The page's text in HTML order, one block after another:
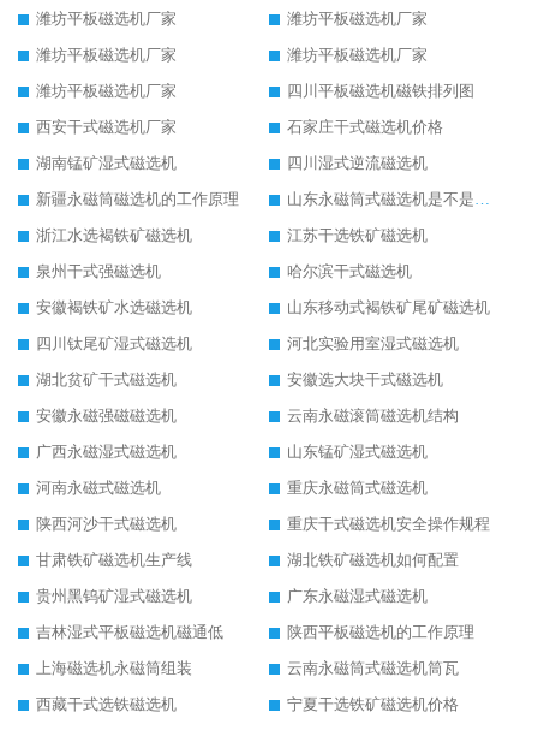
潍坊平板磁选机厂家
潍坊平板磁选机厂家
潍坊平板磁选机厂家
潍坊平板磁选机厂家
潍坊平板磁选机厂家
四川平板磁选机磁铁排列图
西安干式磁选机厂家
石家庄干式磁选机价格
湖南锰矿湿式磁选机
四川湿式逆流磁选机
新疆永磁筒磁选机的工作原理
山东永磁筒式磁选机是不是强磁
浙江水选褐铁矿磁选机
江苏干选铁矿磁选机
泉州干式强磁选机
哈尔滨干式磁选机
安徽褐铁矿水选磁选机
山东移动式褐铁矿尾矿磁选机
四川钛尾矿湿式磁选机
河北实验用室湿式磁选机
湖北贫矿干式磁选机
安徽选大块干式磁选机
安徽永磁强磁磁选机
云南永磁滚筒磁选机结构
广西永磁湿式磁选机
山东锰矿湿式磁选机
河南永磁式磁选机
重庆永磁筒式磁选机
陕西河沙干式磁选机
重庆干式磁选机安全操作规程
甘肃铁矿磁选机生产线
湖北铁矿磁选机如何配置
贵州黑钨矿湿式磁选机
广东永磁湿式磁选机
吉林湿式平板磁选机磁通低
陕西平板磁选机的工作原理
上海磁选机永磁筒组装
云南永磁筒式磁选机筒瓦
西藏干式选铁磁选机
宁夏干选铁矿磁选机价格